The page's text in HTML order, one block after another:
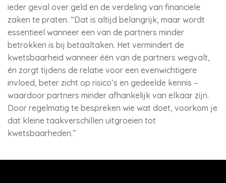
ieder geval over geld en de verdeling van financiele
zaken te praten. “Dat is altijd belangrijk, maar wordt
essentieel wanneer een van de partners minder
betrokken is bij betaaltaken. Het vermindert de
kwetsbaarheid wanneer één van de partners wegvalt,
én zorgt tijdens de relatie voor een evenwichtigere
invloed, beter zicht op risico’s en gedeelde kennis –
waardoor partners minder afhankelijk van elkaar zijn.
Door regelmatig te bespreken wie wat doet, voorkom je
dat kleine taakverschillen uitgroeien tot
kwetsbaarheden.”